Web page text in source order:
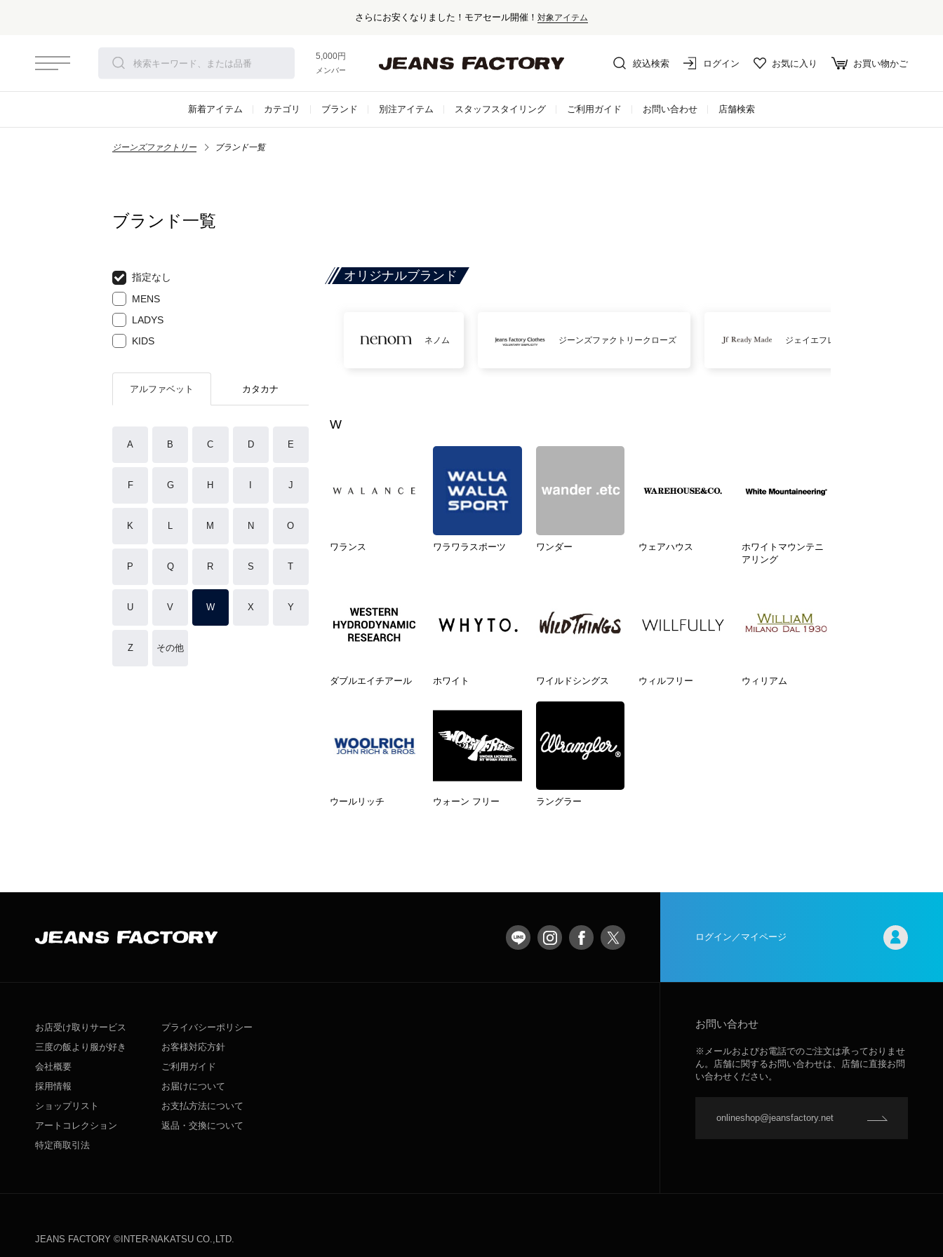
5,000円以上お買い上げで送料無料！
メンバー登録でお得な情報をゲット。さらに詳しく
絞込検索 ログイン お気に入り お買い物かご
新着アイテム カテゴリ ブランド 別注アイテム スタッフスタイリング ご利用ガイド お問い合わせ 店舗検索
ジーンズファクトリー ブランド一覧
ブランド一覧
指定なし
MENS
LADYS
KIDS
アルファベット カタカナ
A B C D E
F G H J
K L M N O
P Q R S T
U V W X Y
Z その他
オリジナルブランド
ネノム ジーンズファクトリークローズ ジェイエフレディメイド
W
ワランス ワラワラスポーツ ワンダー ウェアハウス
ホワイトマウンテニ
アリング
ダブルエイチアール ホワイト ワイルドシングス ウィルフリー ウィリアム
ウールリッチ ウォーン フリー ラングラー
ログイン／マイページ
お店受け取りサービス
三度の飯より服が好き
会社概要
採用情報
ショップリスト
アートコレクション
特定商取引法
プライバシーポリシー
お客様対応方針
ご利用ガイド
お届けについて
お支払方法について
返品・交換について
お問い合わせ
※メールおよびお電話でのご注文は承っておりませ
ん。店舗に関するお問い合わせは、店舗に直接お問
い合わせください。
onlineshop@jeansfactory.net
JEANS FACTORY ©INTER-NAKATSU CO.,LTD.